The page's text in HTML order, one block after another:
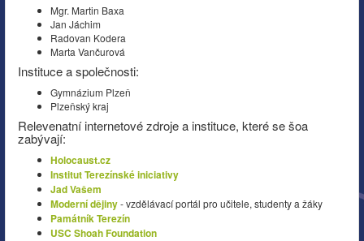
Mgr. Martin Baxa
Jan Jáchim
Radovan Kodera
Marta Vančurová
Instituce a společnosti:
Gymnázium Plzeň
Plzeňský kraj
Relevenatní internetové zdroje a instituce, které se šoa
zabývají:
Holocaust.cz
Institut Terezínské iniciativy
Jad Vašem
Moderní dějiny- vzdělávací portál pro učitele, studenty a žáky
Památník Terezín
USC Shoah Foundation